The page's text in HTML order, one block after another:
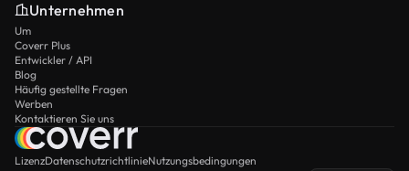
Unternehmen
Um
Coverr Plus
Entwickler / API
Blog
Häufig gestellte Fragen
Werben
Kontaktieren Sie uns
LizenzDatenschutzrichtlinieNutzungsbedingungen